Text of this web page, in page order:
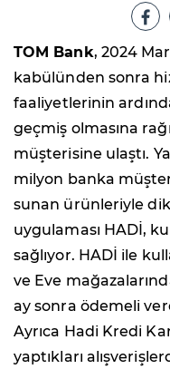
TOM Bank, 2024
kabülünden sonra
faaliyetlerinin
geçmiş olmasına
müşterisine ulaştı.
milyon banka
sunan ürünleriyle
uygulaması HADİ,
sağlıyor. HADİ ile
ve Eve
ay sonra ödemeli
Ayrıca Hadi Kredi
yaptıkları